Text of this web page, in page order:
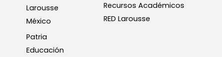
Larousse
México
Patria
Educación
Recursos Académicos
RED Larousse